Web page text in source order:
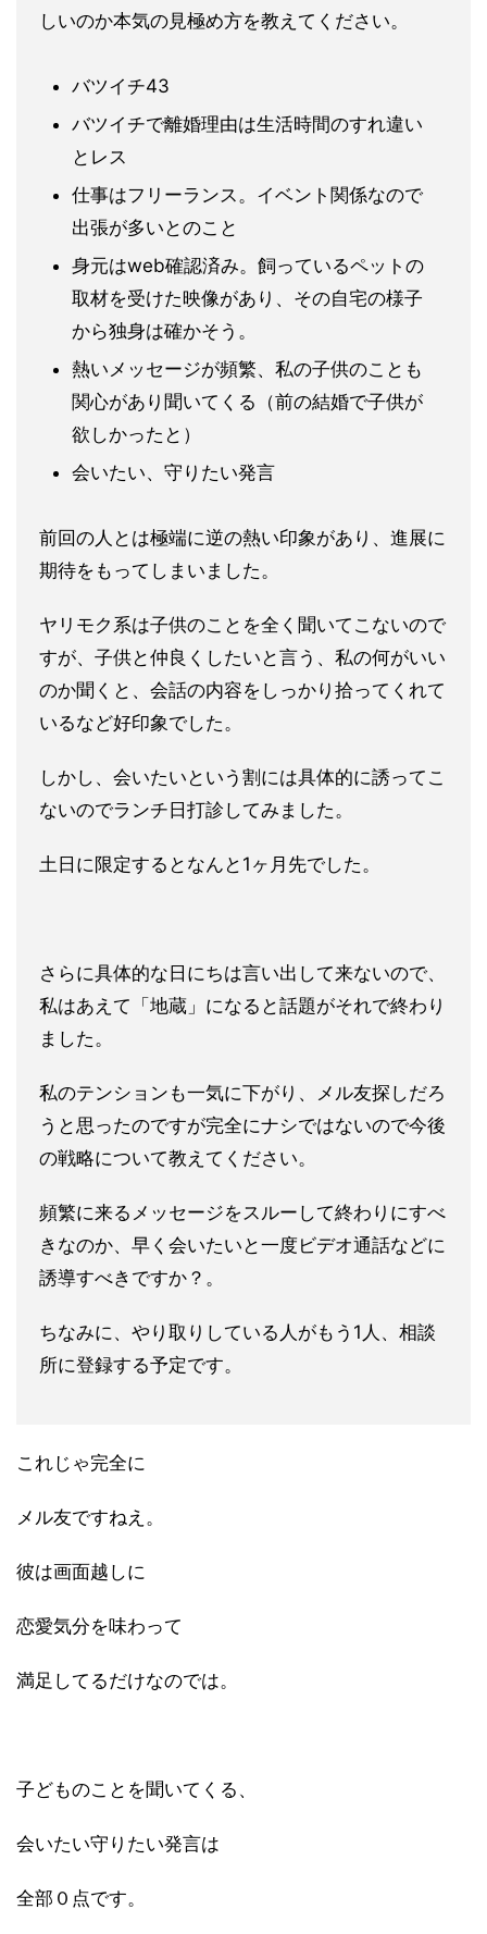
しいのか本気の見極め方を教えてください。
バツイチ43
バツイチで離婚理由は生活時間のすれ違い
とレス
仕事はフリーランス。イベント関係なので
出張が多いとのこと
身元はweb確認済み。飼っているペットの
取材を受けた映像があ り、その自宅の様子
から独身は確かそう。
熱いメッセージが頻繁、私の子供のことも
関心があり聞いてくる（前の結婚で子供が
欲しかったと）
会いたい、守りたい発言
前回の人とは極端に逆の熱い印象があり、進展に
期待をもってしま いました。
ヤリモク系は子供のことを全く聞いてこないので
すが、子供と仲良 くしたいと言う、私の何がいい
のか聞くと、会話の内容をしっかり 拾ってくれて
いるなど好印象でした。
しかし、会いたいという割には具体的に誘ってこ
ないのでランチ日 打診してみました。
土日に限定するとなんと1ヶ月先でした。
さらに具体的な日にちは言い出して来ないので、
私はあえて「地蔵 」になると話題がそれで終わり
ました。
私のテンションも一気に下がり、メル友探しだろ
うと思ったのですが完全にナシではないので今後
の戦略について教えてください。
頻繁に来るメッセージをスルーして終わりにすべ
きなのか、早く会いたいと一度ビデオ通話などに
誘導すべきですか？。
ちなみに、やり取りしている人がもう1人、相談
所に登録する予定です。
これじゃ完全に
メル友ですねえ。
彼は画面越しに
恋愛気分を味わって
満足してるだけなのでは。
子どものことを聞いてくる、
会いたい守りたい発言は
全部０点です。